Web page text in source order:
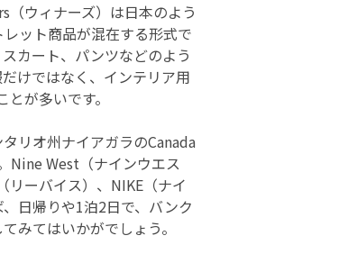
ウィナーズ）は日本のよう
ット商品が混在する形式で
カート、パンツなどのよう
けではなく、インテリア用
が多いです。
リオ州ナイアガラのCanada
Nine West（ナインウエス
リーバイス）、NIKE（ナイ
日帰りや1泊2日で、バンク
みてはいかがでしょう。